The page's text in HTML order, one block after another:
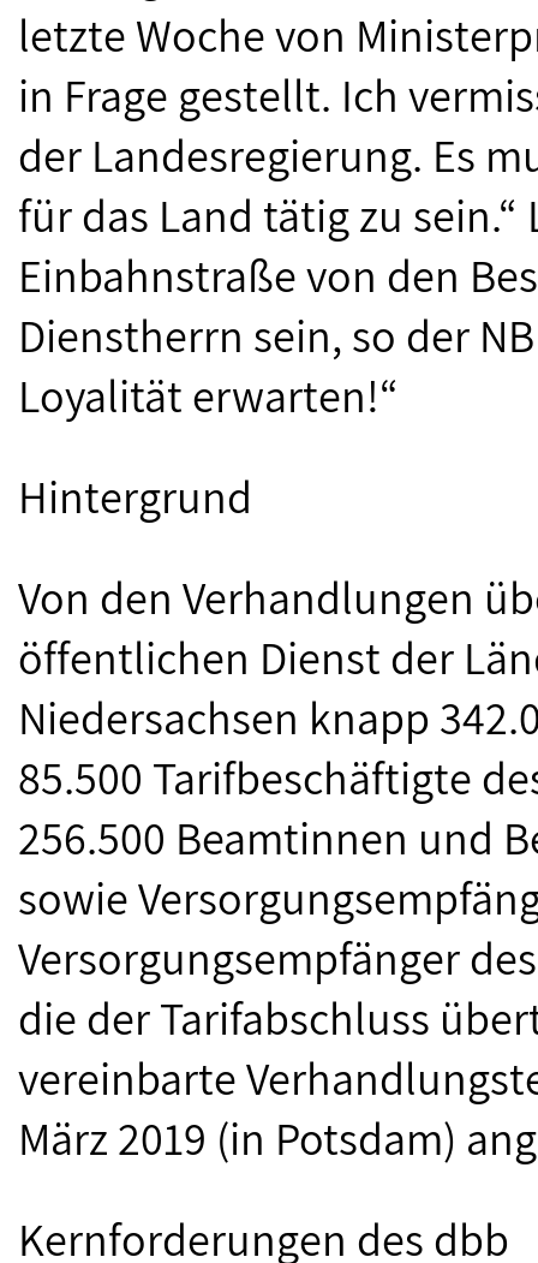
letzte Woche von
in Frage gestellt. Ich
der Landesregierung. Es
für das Land tätig zu
Einbahnstraße von den
Dienstherrn sein, so der
Loyalität erwarten!“
Hintergrund
Von den Verhandlungen
öffentlichen Dienst der
Niedersachsen knapp
85.500 Tarifbeschäftigte
256.500 Beamtinnen und
sowie
Versorgungsempfänger
die der Tarifabschluss
vereinbarte
März 2019 (in Potsdam)
Kernforderungen des dbb